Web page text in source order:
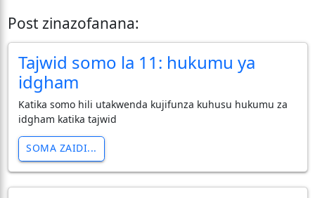
Post zinazofanana:
Tajwid somo la 11: hukumu ya
idgham
Katika somo hili utakwenda kujifunza kuhusu hukumu za
idgham katika tajwid
SOMA ZAIDI...